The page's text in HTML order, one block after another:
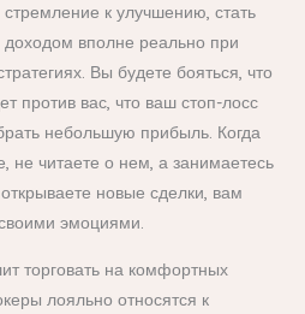
к улучшению, стать
вполне реально при
Вы будете бояться, что
против вас, что ваш стоп-лосс
небольшую прибыль. Когда
не читаете о нем, а занимаетесь
новые сделки, вам
эмоциями.
торговать на комфортных
лояльно относятся к